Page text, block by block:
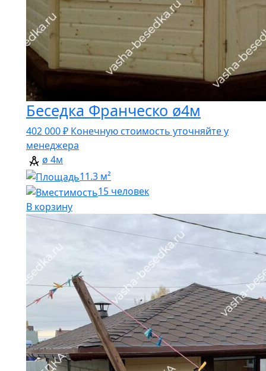
Беседка Франческо ø4м
402 000₽ Конечную стоимость уточняйте у
менеджера
ø 4м
11.3 м²
15 человек
В корзину